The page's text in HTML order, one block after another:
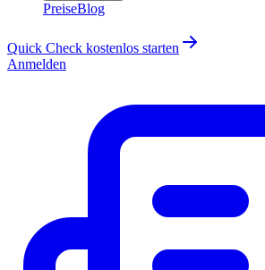
PreiseBlog
Quick Check kostenlos starten
Anmelden